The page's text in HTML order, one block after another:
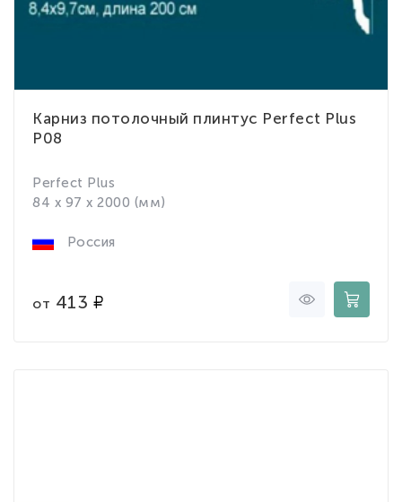
Карниз потолочный плинтус Perfect Plus
P08
Perfect Plus
84 x 97 x 2000 (мм)
Россия
от 413